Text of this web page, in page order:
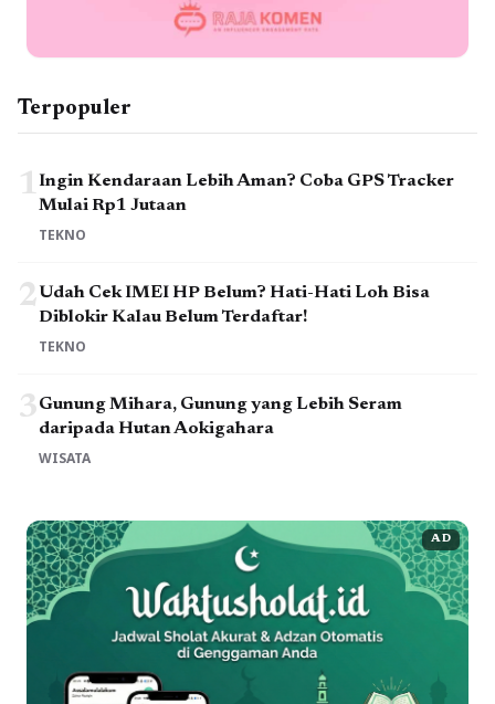
Terpopuler
1Ingin Kendaraan Lebih Aman? Coba GPS Tracker
Mulai Rp1 Jutaan
TEKNO
2Udah Cek IMEI HP Belum? Hati-Hati Loh Bisa
Diblokir Kalau Belum Terdaftar!
TEKNO
3Gunung Mihara, Gunung yang Lebih Seram
daripada Hutan Aokigahara
WISATA
AD